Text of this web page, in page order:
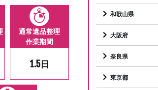
通常遺品整理
作業期間
1.5日
和歌山県
大阪府
奈良県
東京都